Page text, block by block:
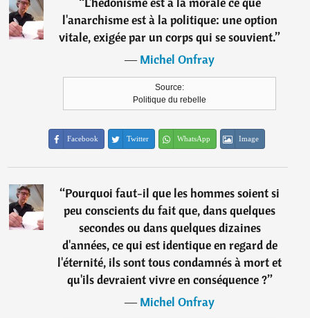
l'anarchisme est à la politique: une option
vitale, exigée par un corps qui se souvient.”
―Michel Onfray
Source:
Politique du rebelle
Facebook Twitter WhatsApp Image
“Pourquoi faut-il que les hommes soient si
peu conscients du fait que, dans quelques
secondes ou dans quelques dizaines
d'années, ce qui est identique en regard de
l'éternité, ils sont tous condamnés à mort et
qu'ils devraient vivre en conséquence ?”
―Michel Onfray